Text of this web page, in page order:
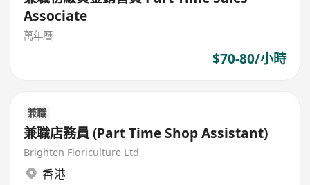
Associate
萬年曆
$70-80/小時
兼職
兼職店務員 (Part Time Shop Assistant)
Brighten Floriculture Ltd
香港